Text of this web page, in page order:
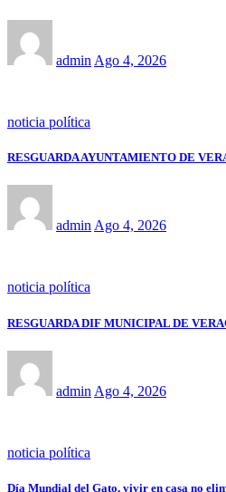
admin Ago 4, 2026
noticia política
RESGUARDA AYUNTAMIENTO DE
adminAgo 4, 2026
noticia política
RESGUARDA DIF MUNICIPAL DE
admin Ago 4, 2026
noticia política
Día Mundial del Gato, vivir en casa no